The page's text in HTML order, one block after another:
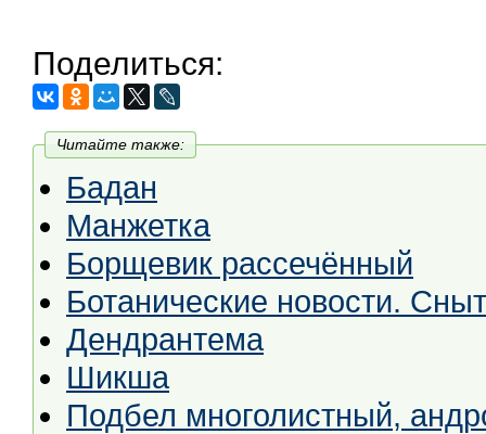
Поделиться:
Читайте также:
Бадан
Манжетка
Борщевик рассечённый
Ботанические новости.
Дендрантема
Шикша
Подбел многолистный,